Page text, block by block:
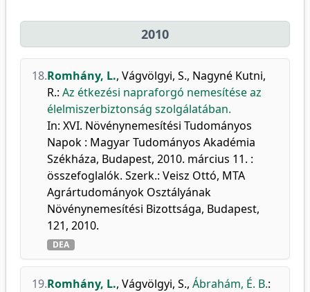
2010
18.Romhány, L., Vágvölgyi, S., Nagyné Kutni,
R.: Az étkezési napraforgó nemesítése az
élelmiszerbiztonság szolgálatában.
In: XVI. Növénynemesítési Tudományos
Napok : Magyar Tudományos Akadémia
Székháza, Budapest, 2010. március 11. :
összefoglalók. Szerk.: Veisz Ottó, MTA
Agrártudományok Osztályának
Növénynemesítési Bizottsága, Budapest,
121, 2010.
DEA
19.Romhány, L., Vágvölgyi, S., Ábrahám, É. B.: